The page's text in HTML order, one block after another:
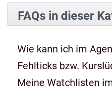
FAQs in dieser
Wie kann ich im
Fehlticks bzw.
Meine Watchlisten